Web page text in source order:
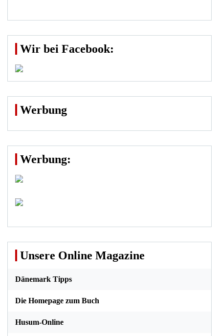
Wir bei Facebook:
Werbung
Werbung:
Unsere Online Magazine
Dänemark Tipps
Die Homepage zum Buch
Husum-Online